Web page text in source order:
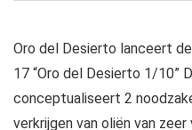
Oro del Desierto lanceert
17 “Oro del Desierto 1/10”
conceptualiseert 2
verkrijgen van oliën van